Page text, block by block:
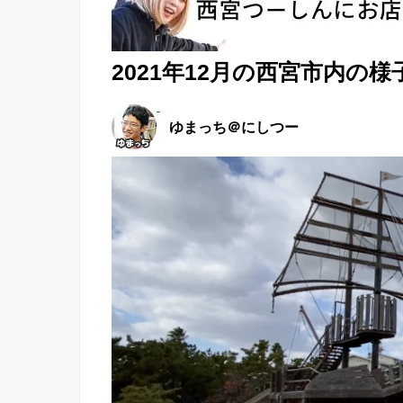
2021年12月の西宮市内の様
ゆまっち＠にしつー